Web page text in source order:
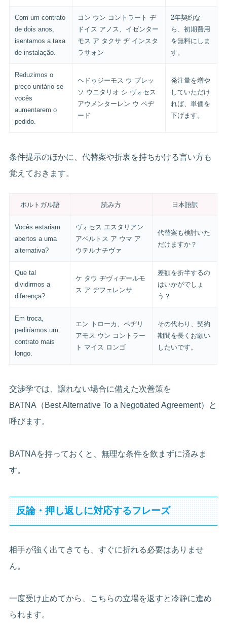
Com um contrato
de dois anos,
isentamos a taxa
de instalação.
コン ウン コントラート ヂ
ドイス アノス、イゼンター
モス ア タクサ ヂ インスタ
ラサォン
2年契約な
ら、初期費用
を無料にしま
す。
Reduzimos o
preço unitário se
vocês
aumentarem o
pedido.
ヘドゥジーモス ウ プレッ
ソ ウニタリオ シ ヴォセス
アウメンターレン ウ ペヂ
ード
発注量を増や
していただけ
れば、単価を
下げます。
条件提示のほかに、代替案や折衷を持ちかける言い方も
覚えておきます。
ポルトガル語 読み方 日本語訳
Vocês estariam
abertos a uma
alternativa?
ヴォセス エスタリアン
アベルトス ア ウマ ア
ウテルナチヴァ
代替案も検討いた
だけますか？
Que tal
dividirmos a
diferença?
ケ タウ ヂヴィヂールモ
ス ア ヂフェレンサ
差額を折半するの
はいかがでしょ
う？
Em troca,
pediríamos um
contrato mais
longo.
エン トローカ、ペヂリ
アモス ウン コントラー
ト マイス ロンゴ
その代わり、契約
期間を長くお願い
したいです。
交渉学では、譲れない場合に備えた次善策を
BATNA（Best Alternative To a Negotiated Agreement）と
呼びます。
BATNAを持っておくと、無理な条件を飲まずに済みま
す。
反論・押し返しに対応するフレーズ
相手が強く出てきても、すぐに折れる必要はありませ
ん。
一度受け止めてから、こちらの立場を返すと冷静に進め
られます。